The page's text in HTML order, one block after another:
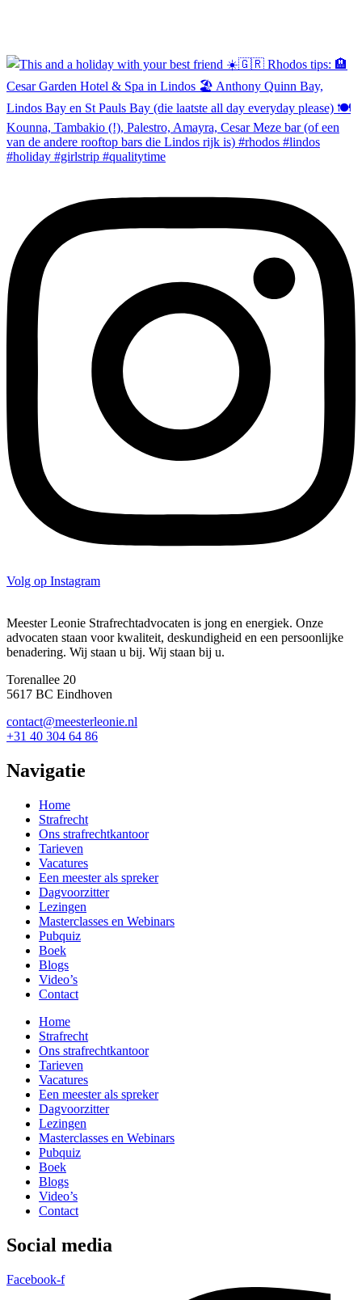
Volg op Instagram
Meester Leonie Strafrechtadvocaten is jong en energiek. Onze
advocaten staan voor kwaliteit, deskundigheid en een persoonlijke
benadering. Wij staan u bij. Wij staan bij u.
Torenallee 20
5617 BC Eindhoven
contact@meesterleonie.nl
+31 40 304 64 86
Navigatie
Home
Strafrecht
Ons strafrecht­kantoor
Tarieven
Vacatures
Een meester als spreker
Dagvoorzitter
Lezingen
Masterclasses en Webinars
Pubquiz
Boek
Blogs
Video’s
Contact
Home
Strafrecht
Ons strafrecht­kantoor
Tarieven
Vacatures
Een meester als spreker
Dagvoorzitter
Lezingen
Masterclasses en Webinars
Pubquiz
Boek
Blogs
Video’s
Contact
Social media
Facebook-f